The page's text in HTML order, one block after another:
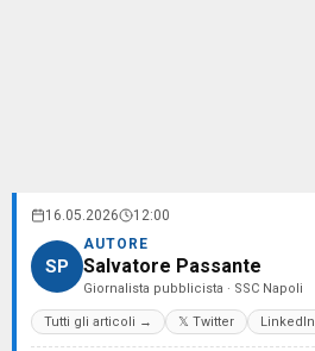
16.05.2026 12:00
SP
AUTORE
Salvatore Passante
Giornalista pubblicista · SSC Napoli
Tutti gli articoli → 𝕏 Twitter LinkedIn